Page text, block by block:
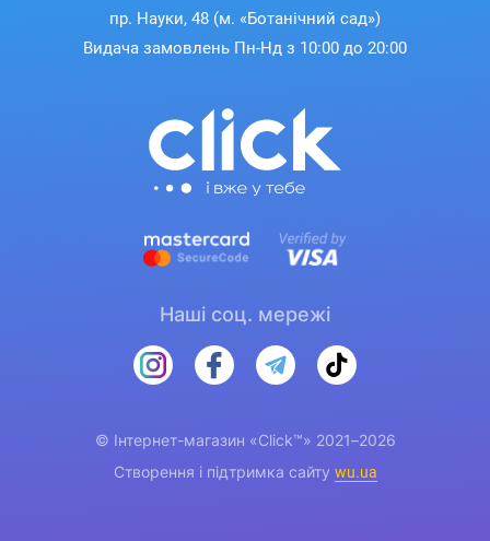
пр. Науки, 48 (м. «Ботанічний сад»)
Видача замовлень Пн-Нд з 10:00 до 20:00
Наші соц. мережі
© Інтернет-магазин «Click™» 2021–2026
Створення і підтримка сайту wu.ua